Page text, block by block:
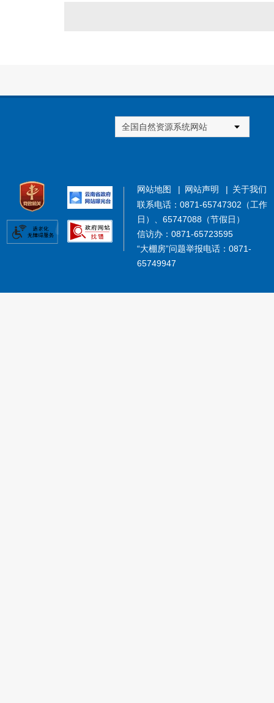
全国自然资源系统网站
网站地图 | 网站声明 | 关于我们
联系电话：0871-65747302（工作
日）、65747088（节假日）
信访办：0871-65723595
“大棚房”问题举报电话：0871-
65749947